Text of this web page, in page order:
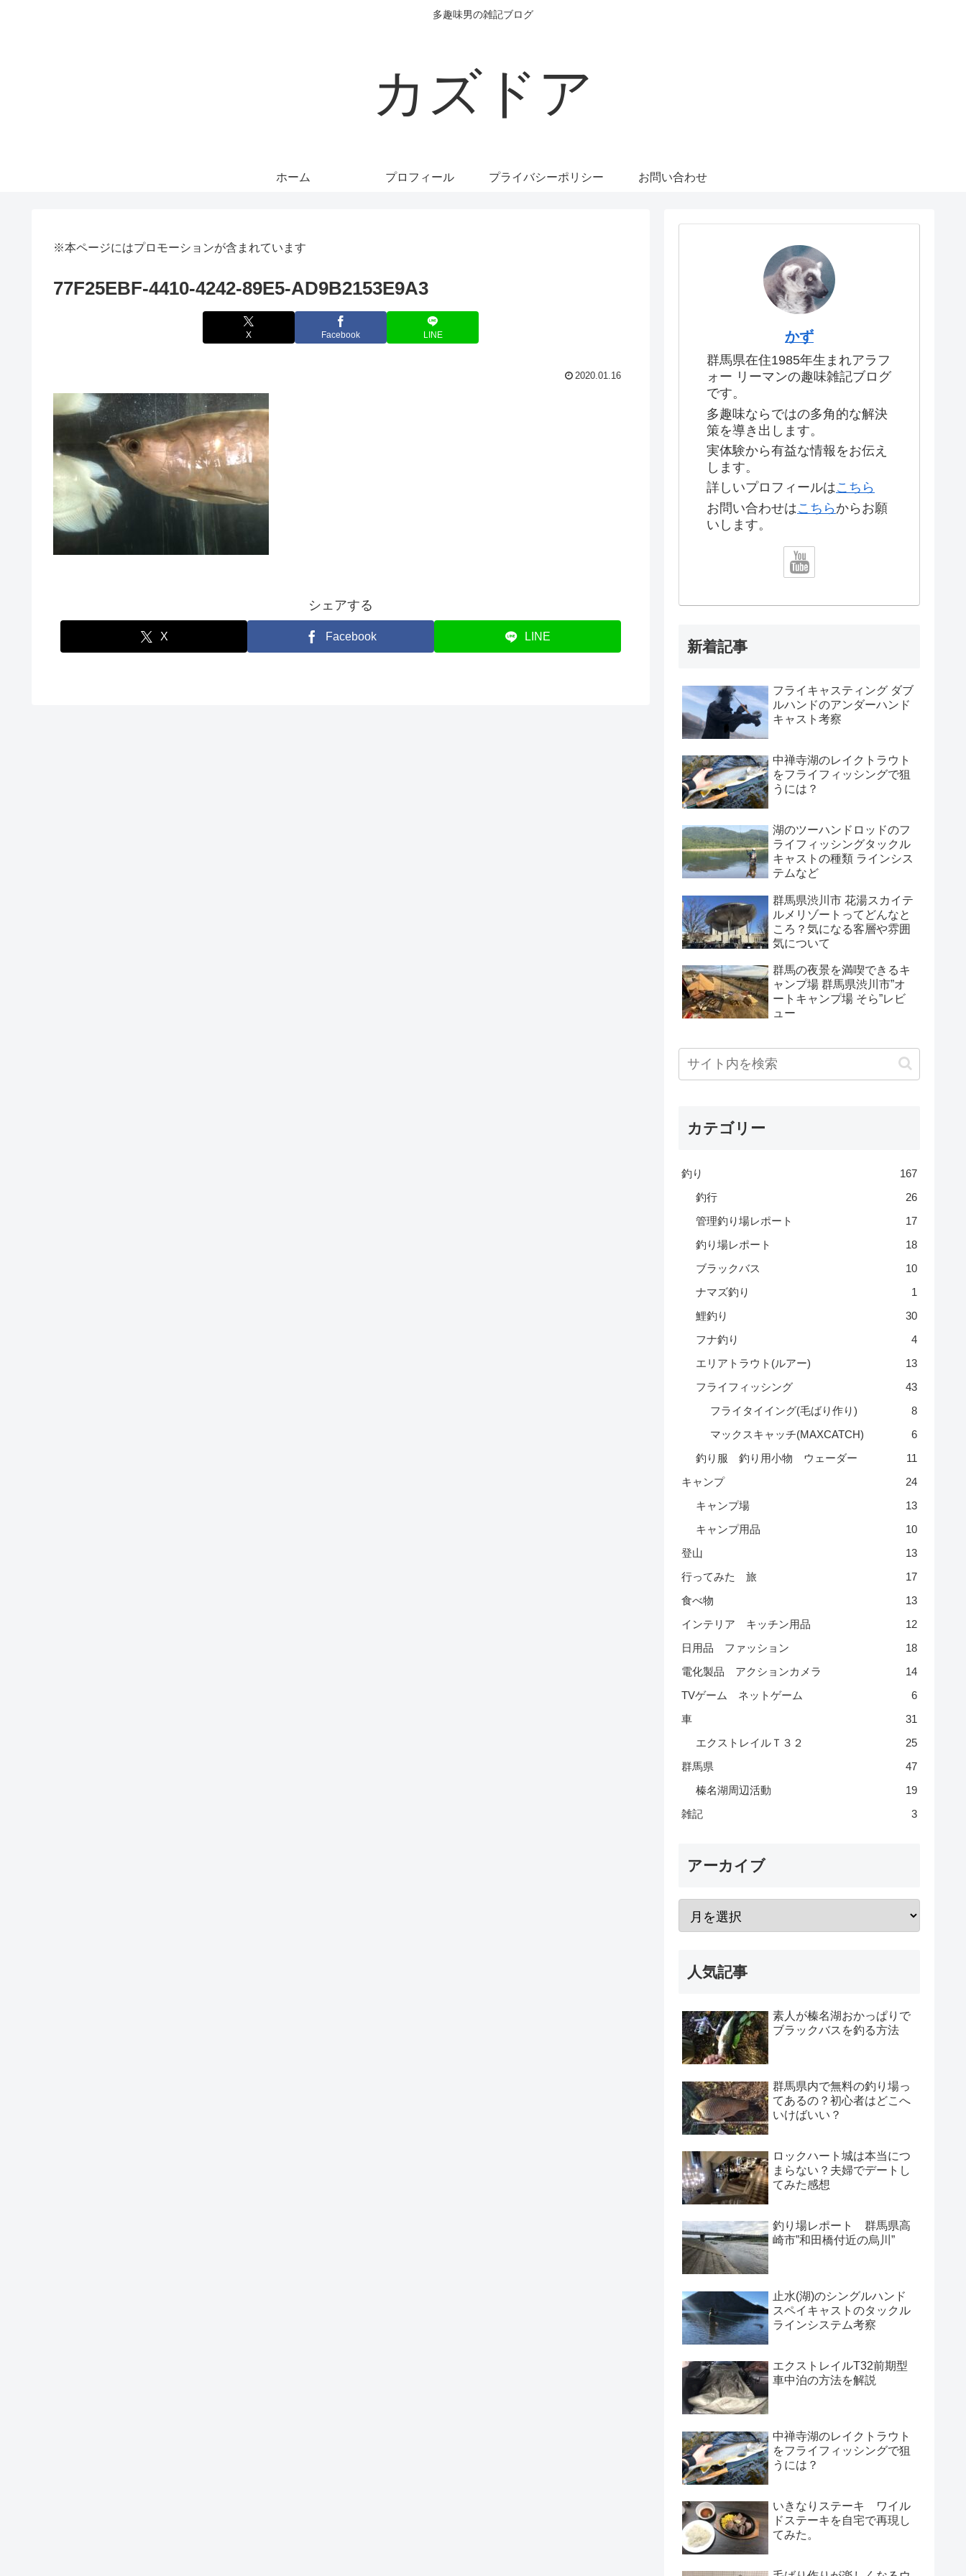
多趣味男の雑記ブログ
カズドア
ホーム プロフィール プライバシーポリシー お問い合わせ
※本ページにはプロモーションが含まれています
77F25EBF-4410-4242-89E5-AD9B2153E9A3
X Facebook LINE
2020.01.16
シェアする
X Facebook LINE
かず
群馬県在住1985年生まれアラフ
ォー リーマンの趣味雑記ブログ
です。
多趣味ならではの多角的な解決
策を導き出します。
実体験から有益な情報をお伝え
します。
詳しいプロフィールはこちら
お問い合わせはこちら からお願
いします。
新着記事
フライキャスティング ダブ
ルハンドのアンダーハンド
キャスト考察
中禅寺湖のレイクトラウト
をフライフィッシングで狙
うには？
湖のツーハンドロッドのフ
ライフィッシングタックル
キャストの種類 ラインシス
テムなど
群馬県渋川市 花湯スカイテ
ルメリゾートってどんなと
ころ？気になる客層や雰囲
気について
群馬の夜景を満喫できるキ
ャンプ場 群馬県渋川市”オ
ートキャンプ場 そら”レビ
ュー
カテゴリー
釣り
167
釣行
26
管理釣り場レポート
17
釣り場レポート
18
ブラックバス
10
ナマズ釣り
1
鯉釣り
30
フナ釣り
4
エリアトラウト(ルアー)
13
フライフィッシング
43
フライタイイング(毛ばり作り)
8
マックスキャッチ(MAXCATCH)
6
釣り服 釣り用小物 ウェーダー
11
キャンプ
24
キャンプ場
13
キャンプ用品
10
登山
13
行ってみた 旅
17
食べ物
13
インテリア キッチン用品
12
日用品 ファッション
18
電化製品 アクションカメラ
14
TVゲーム ネットゲーム
6
車
31
エクストレイルＴ３２
25
群馬県
47
榛名湖周辺活動
19
雑記
3
アーカイブ
人気記事
素人が榛名湖おかっぱりで
ブラックバスを釣る方法
群馬県内で無料の釣り場っ
てあるの？初心者はどこへ
いけばいい？
ロックハート城は本当につ
まらない？夫婦でデートし
てみた感想
釣り場レポート 群馬県高
崎市”和田橋付近の烏川”
止水(湖)のシングルハンド
スペイキャストのタックル
ラインシステム考察
エクストレイルT32前期型
車中泊の方法を解説
中禅寺湖のレイクトラウト
をフライフィッシングで狙
うには？
いきなりステーキ ワイル
ドステーキを自宅で再現し
てみた。